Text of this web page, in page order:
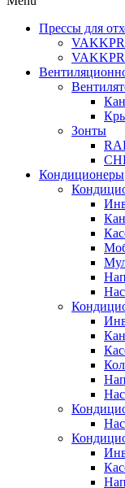
Прессы для
Зонты
Кондиционеры